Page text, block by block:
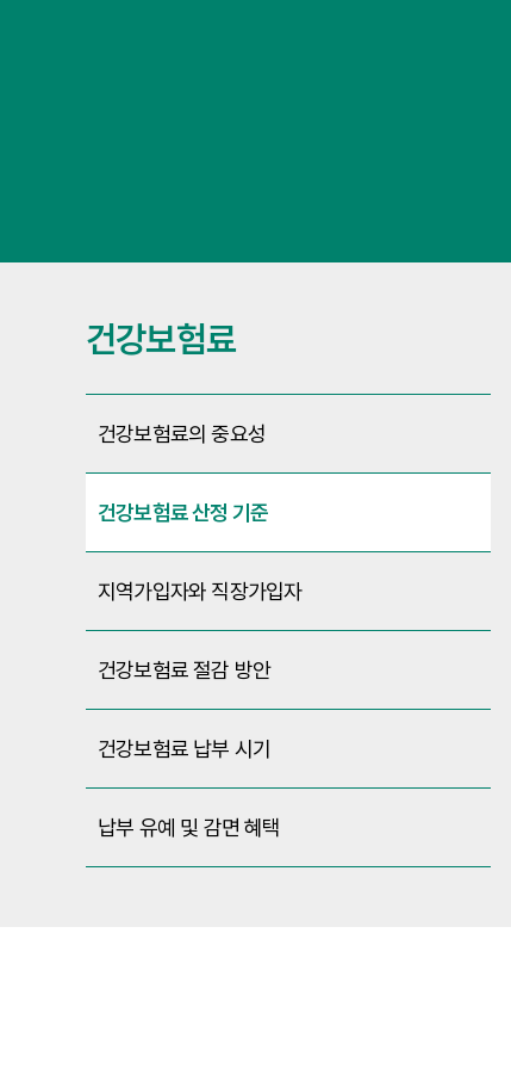
건강보험료
건강보험료의 중요성
건강보험료 산정 기준
지역가입자와 직장가입자
건강보험료 절감 방안
건강보험료 납부 시기
납부 유예 및 감면 혜택